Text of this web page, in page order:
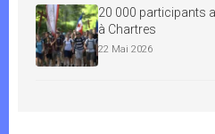
20 000 participants
à Chartres
22 Mai 2026